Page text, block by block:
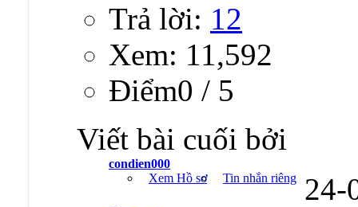
Trả lời: 12
Xem: 11,592
Ðiểm0 / 5
Viết bài cuối bởi
condien000
Xem Hồ sơ
Tin nhắn riêng 24-